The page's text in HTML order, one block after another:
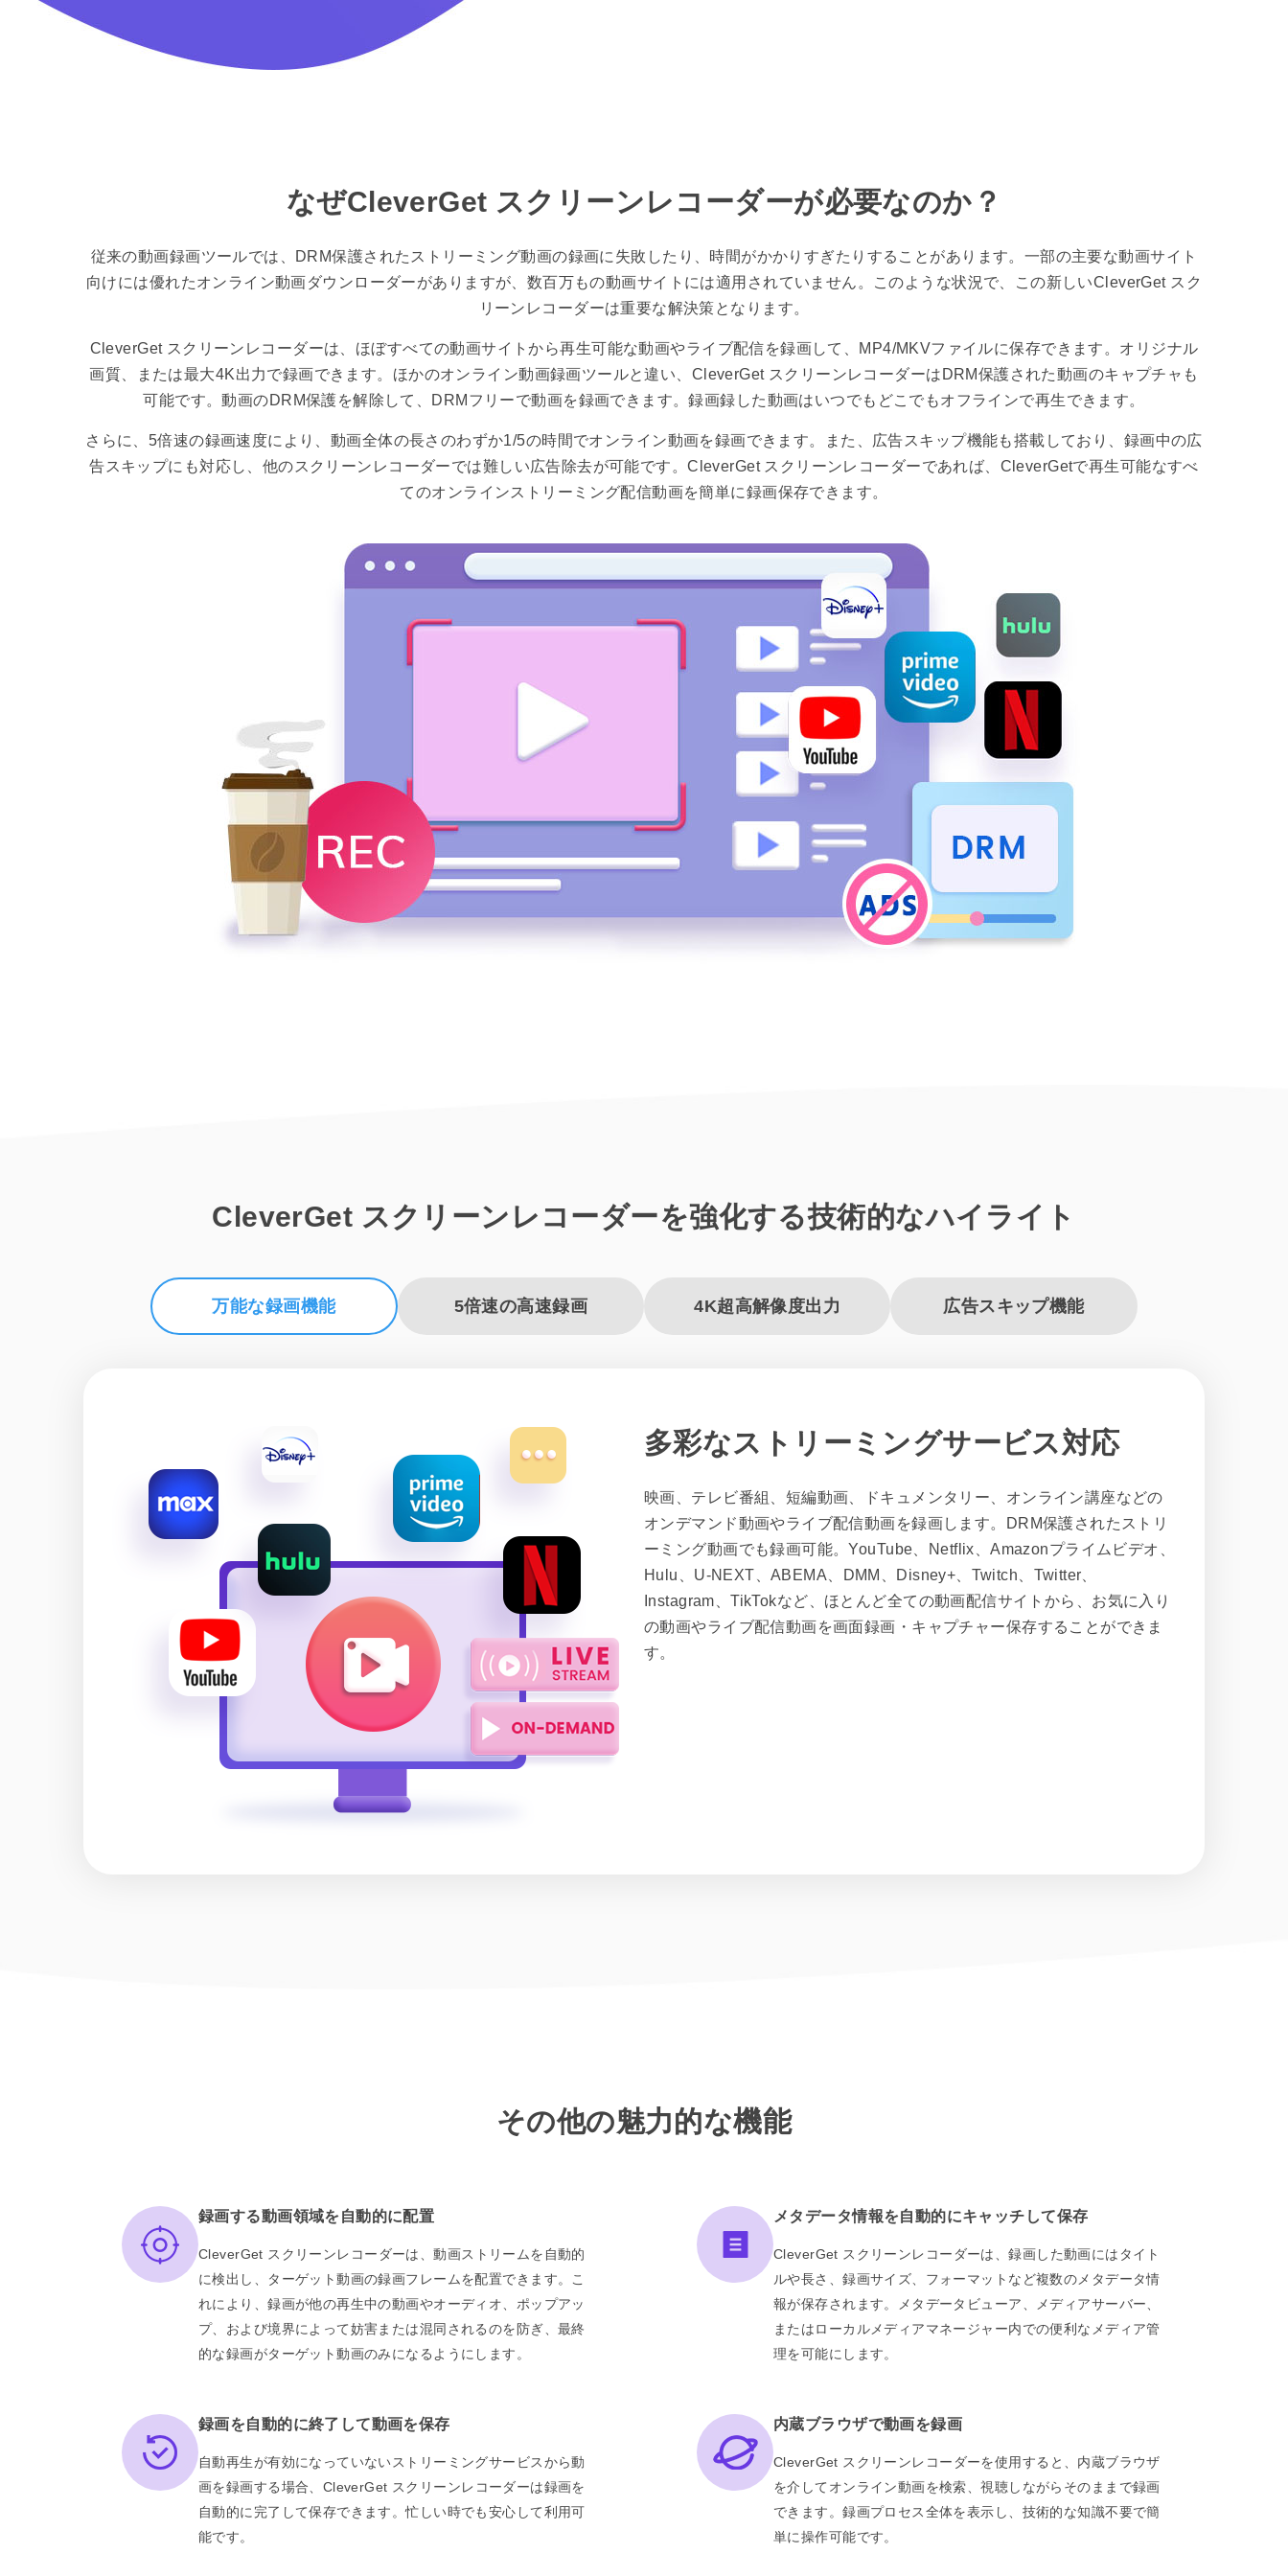
なぜCleverGet スクリーンレコーダーが必要なのか？
従来の動画録画ツールでは、DRM保護されたストリーミング動画の録画に失敗したり、時間がかかりすぎたりすることがあります。一部の主要な動画サイト
向けには優れたオンライン動画ダウンローダーがありますが、数百万もの動画サイトには適用されていません。このような状況で、この新しいCleverGet スク
リーンレコーダーは重要な解決策となります。
CleverGet スクリーンレコーダーは、ほぼすべての動画サイトから再生可能な動画やライブ配信を録画して、MP4/MKVファイルに保存できます。オリジナル
画質、または最大4K出力で録画できます。ほかのオンライン動画録画ツールと違い、CleverGet スクリーンレコーダーはDRM保護された動画のキャプチャも
可能です。動画のDRM保護を解除して、DRMフリーで動画を録画できます。録画録した動画はいつでもどこでもオフラインで再生できます。
さらに、5倍速の録画速度により、動画全体の長さのわずか1/5の時間でオンライン動画を録画できます。また、広告スキップ機能も搭載しており、録画中の広
告スキップにも対応し、他のスクリーンレコーダーでは難しい広告除去が可能です。CleverGet スクリーンレコーダーであれば、CleverGetで再生可能なすべ
てのオンラインストリーミング配信動画を簡単に録画保存できます。
CleverGet スクリーンレコーダーを強化する技術的なハイライト
万能な録画機能 5倍速の高速録画 4K超高解像度出力 広告スキップ機能
多彩なストリーミングサービス対応
映画、テレビ番組、短編動画、ドキュメンタリー、オンライン講座などの
オンデマンド動画やライブ配信動画を録画します。DRM保護されたストリ
ーミング動画でも録画可能。YouTube、Netflix、Amazonプライムビデオ、
Hulu、U-NEXT、ABEMA、DMM、Disney+、Twitch、Twitter、
Instagram、TikTokなど、ほとんど全ての動画配信サイトから、お気に入り
の動画やライブ配信動画を画面録画・キャプチャー保存することができま
す。
その他の魅力的な機能
録画する動画領域を自動的に配置
CleverGet スクリーンレコーダーは、動画ストリームを自動的
に検出し、ターゲット動画の録画フレームを配置できます。こ
れにより、録画が他の再生中の動画やオーディオ、ポップアッ
プ、および境界によって妨害または混同されるのを防ぎ、最終
的な録画がターゲット動画のみになるようにします。
メタデータ情報を自動的にキャッチして保存
CleverGet スクリーンレコーダーは、録画した動画にはタイト
ルや長さ、録画サイズ、フォーマットなど複数のメタデータ情
報が保存されます。メタデータビューア、メディアサーバー、
またはローカルメディアマネージャー内での便利なメディア管
理を可能にします。
録画を自動的に終了して動画を保存
自動再生が有効になっていないストリーミングサービスから動
画を録画する場合、CleverGet スクリーンレコーダーは録画を
自動的に完了して保存できます。忙しい時でも安心して利用可
能です。
内蔵ブラウザで動画を録画
CleverGet スクリーンレコーダーを使用すると、内蔵ブラウザ
を介してオンライン動画を検索、視聴しながらそのままで録画
できます。録画プロセス全体を表示し、技術的な知識不要で簡
単に操作可能です。